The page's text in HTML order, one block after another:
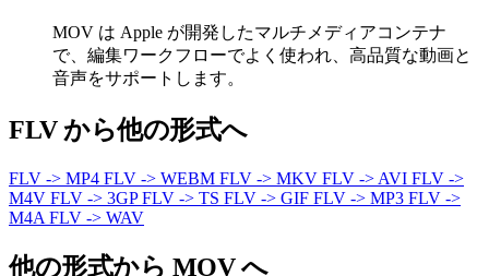
MOV は Apple が開発したマルチメディアコンテナ
で、編集ワークフローでよく使われ、高品質な動画と
音声をサポートします。
FLV から他の形式へ
FLV -> MP4 FLV -> WEBM FLV -> MKV FLV -> AVI FLV ->
M4V FLV -> 3GPFLV -> TS FLV -> GIF FLV -> MP3 FLV ->
M4A FLV -> WAV
他の形式から MOV へ